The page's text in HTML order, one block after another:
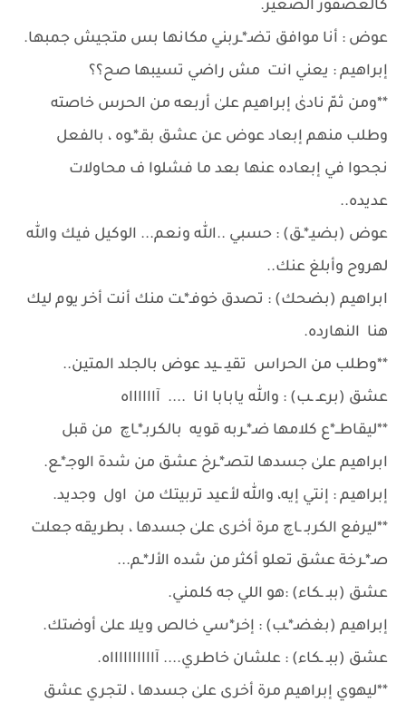
كالعصفور الصغير.
عوض : أنا موافق تضـ*ـربني مكانها بس متجيش جمبها.
إبراهيم : يعني انت مش راضي تسيبها صح؟؟
**ومن ثمّ نادىٰ إبراهيم علىٰ أربعه من الحرس خاصته
وطلب منهم إبعاد عوض عن عشق بقـ*ـوه ، بالفعل
نجحوا في إبعاده عنها بعد ما فشلوا ف محاولات
عديده..
عوض (بضيـ*ـق) : حسبي ..ﷲ ونعم... الوكيل فيك وﷲ
لهروح وأبلغ عنك..
ابراهيم (بضحك) : تصدق خوفـ*ـت منك أنت أخر يوم ليك
هنا النهارده.
**وطلب من الحراس تقيـ ــيد عوض بالجلد المتين..
عشق (برعـ ـب) : وﷲ يابابا انا .... آااااااه
**ليقاطــ*ع كلامها ضـ*ـربه قويه بالكربـ*ـاچ من قبل
ابراهيم علىٰ جسدها لتصـ*ـرخ عشق من شدة الوجـ*ـع.
إبراهيم : إنتي إيه، والله لأعيد تربيتك من اول وجديد.
**ليرفع الكربـ ـاچ مرة أخرى علىٰ جسدها ، بطريقه جعلت
صـ*ـرخة عشق تعلو أكثر من شده الألـ*ـم...
عشق (ببـ ـكاء) :هو اللي جه كلمني.
إبراهيم (بغضـ*ـب) : إخر*سي خالص ويلا علىٰ أوضتك.
عشق (ببـ ـكاء) : علشان خاطري.... آااااااااااه.
**ليهوي إبراهيم مرة أخرى علىٰ جسدها ، لتجري عشق